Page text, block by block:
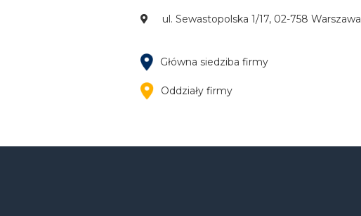
ul. Sewastopolska 1/17, 02-758 Warszawa
Główna siedziba firmy
Oddziały firmy